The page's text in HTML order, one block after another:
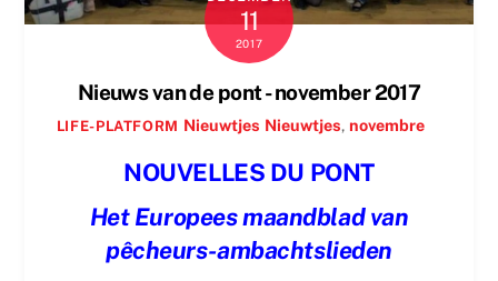
11
2017
Nieuws van de pont - november 2017
LIFE-PLATFORM Nieuwtjes Nieuwtjes, novembre
NOUVELLES DU PONT
Het Europees maandblad van
pêcheurs-ambachtslieden